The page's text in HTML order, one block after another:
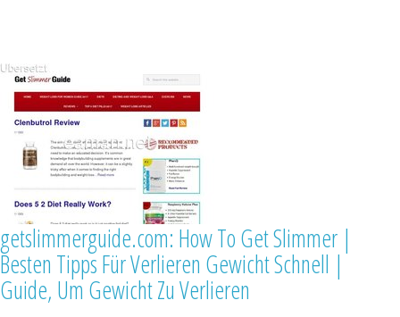
getslimmerguide.com: How To Get Slimmer |
Besten Tipps Für Verlieren Gewicht Schnell |
Guide, Um Gewicht Zu Verlieren